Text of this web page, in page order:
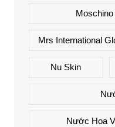
Mrs International
Nu Skin
Nước Hoa